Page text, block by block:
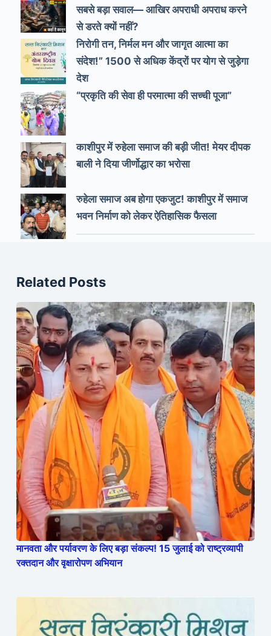
सबसे बड़ा सवाल— आखिर अपराधी अपराध करने
से डरते क्यों नहीं?
निरोगी तन, निर्मल मन और जागृत आत्मा का
संदेश!” 1500 से अधिक केंद्रों पर योग से जुड़ेगा
देश
“प्रकृति की सेवा ही परमात्मा की सच्ची पूजा”
काशीपुर में रुहेला समाज की बड़ी जीत! मेयर दीपक
बाली ने दिया जीर्णोद्धार का भरोसा
रुहेला समाज अब होगा एकजुट! काशीपुर में समाज
भवन निर्माण को लेकर ऐतिहासिक फैसला
Related Posts
मानवता और पर्यावरण के लिए बड़ा संकल्प! 15 जुलाई को राष्ट्रव्यापी
रक्तदान और वृक्षारोपण अभियान